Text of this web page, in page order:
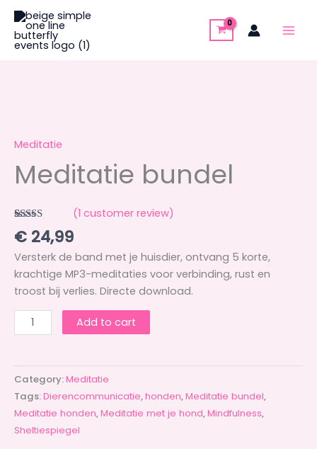
Skip
content
Meditatie
Meditatie bundel
Rated 5.00
out of 5
1
customer
rating
(1 customer review)
€ 24,99
Versterk de band met je huisdier, ontvang 5 korte,
krachtige MP3-meditaties voor verbinding, rust en
troost bij verlies. Directe download.
Add to cart
Category:Meditatie
Tags:Dierencommunicatie,honden,Meditatie bundel,
Meditatie honden,Meditatie met je hond,Mindfulness,
Sheltiespiegel